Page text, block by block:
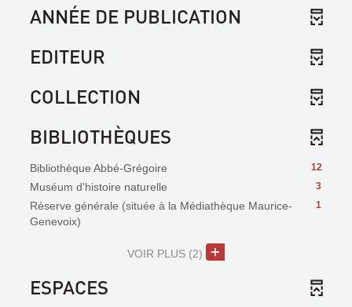
ANNÉE DE PUBLICATION
EDITEUR
COLLECTION
BIBLIOTHÈQUES
12
Bibliothèque Abbé-Grégoire
3
Muséum d'histoire naturelle
1
Réserve générale (située à la Médiathèque Maurice-
Genevoix)
VOIR PLUS (2)
ESPACES